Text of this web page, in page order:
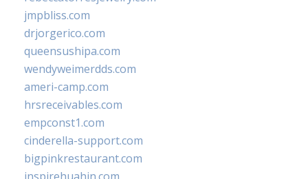
jmpbliss.com
drjorgerico.com
queensushipa.com
wendyweimerdds.com
ameri-camp.com
hrsreceivables.com
empconst1.com
cinderella-support.com
bigpinkrestaurant.com